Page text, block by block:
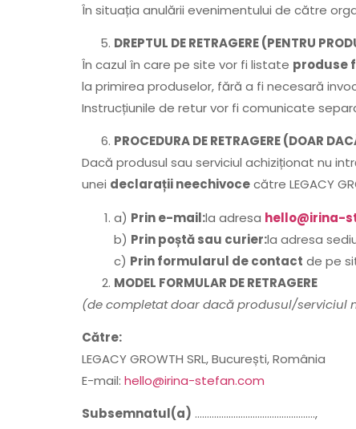
În situația anulării evenimentului de către
DREPTUL DE RETRAGERE (PENTRU
În cazul în care pe site vor fi listate produse
la primirea produselor, fără a fi necesară
Instrucțiunile de retur vor fi comunicate
PROCEDURA DE RETRAGERE (DOAR
Dacă produsul sau serviciul achiziționat nu
unei declarații neechivocecătre LEGACY
a) Prin e-mail:la adresa hello@irina-
b) Prin poștă sau curier:la adresa
c) Prin formularul de contact de pe
MODEL FORMULAR DE RETRAGERE
(de completat doar dacă produsul/serviciul
Către:
LEGACY GROWTH SRL, București, România
E-mail: hello@irina-stefan.com
Subsemnatul(a) …………………………………………..,